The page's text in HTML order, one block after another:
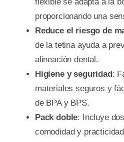
proporcionando una
Reduce el riesgo de
de la tetina ayuda a
alineación dental.
Higiene y seguridad:
materiales seguros y
de BPA y BPS.
Pack doble: Incluye
comodidad y